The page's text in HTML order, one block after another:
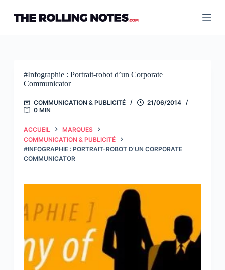
contenu
#Infographie : Portrait-robot d’un Corporate
Communicator
COMMUNICATION & PUBLICITÉ
21/06/2014
0 MIN
ACCUEIL
MARQUES
COMMUNICATION & PUBLICITÉ
#INFOGRAPHIE : PORTRAIT-ROBOT D’UN CORPORATE
COMMUNICATOR